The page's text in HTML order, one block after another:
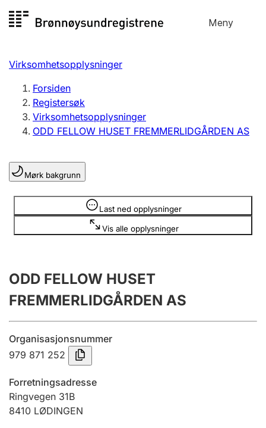
til
Meny
Registersøk
Aksjeselskap
Enkeltpersonforetak
Registrere, endre, slette
Lag og forening
Registrere, endre, slette
Innsending og forsinkelsesgebyr
Tinglysing
Jeger
Betaling og jegeravgiftskort
Virksomhetsopplysninger
Forsiden
Registersøk
Virksomhetsopplysninger
ODD FELLOW HUSET FREMMERLIDGÅRDEN AS
Mørk bakgrunn
Last ned opplysninger
Vis alle opplysninger
Opplysninger er skjult
ODD FELLOW HUSET
FREMMERLIDGÅRDEN AS
Organisasjonsnummer
979 871 252
Forretningsadresse
Ringvegen 31B
8410 LØDINGEN